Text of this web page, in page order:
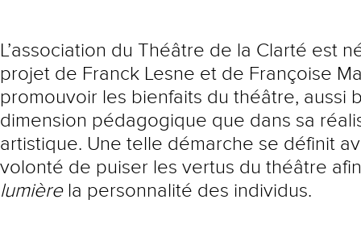
L’association du Théâtre de la Clarté est
projet de Franck Lesne et de Françoise
promouvoir les bienfaits du théâtre, aussi
dimension pédagogique que dans sa
artistique. Une telle démarche se définit
volonté de puiser les vertus du théâtre
lumièrela personnalité des individus.